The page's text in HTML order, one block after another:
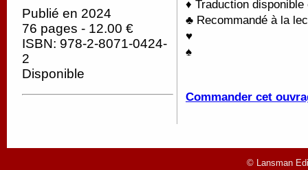
Publié en 2024
76 pages - 12.00 €
ISBN: 978-2-8071-0424-
2
Disponible
♦ Traduction
♣ Recommandé à la
♥
♠
Commander cet
© Lansman